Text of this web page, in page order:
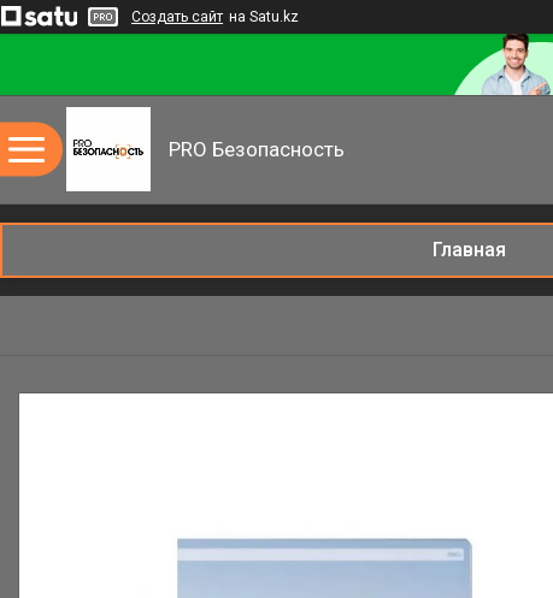
Создать сайт на Satu.kz
PRO Безопасность
Главная